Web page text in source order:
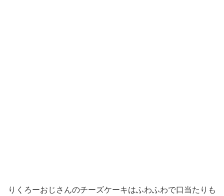
りくろーおじさんのチーズケーキはふわふわで口当たりも